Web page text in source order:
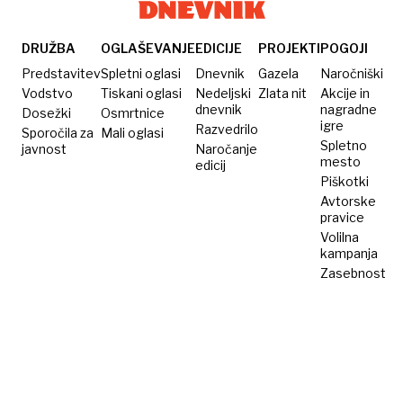
Ivanu
Bogovčiču
DRUŽBA
Predstavitev
Vodstvo
Dosežki
Sporočila za
javnost
OGLAŠEVANJE
Spletni oglasi
Tiskani oglasi
Osmrtnice
Mali oglasi
EDICIJE
Dnevnik
Nedeljski
dnevnik
Razvedrilo
Naročanje
edicij
PROJEKTI
Gazela
Zlata nit
POGOJI
Naročniški
Akcije in
nagradne
igre
Spletno
mesto
Piškotki
Avtorske
pravice
Volilna
kampanja
Zasebnost